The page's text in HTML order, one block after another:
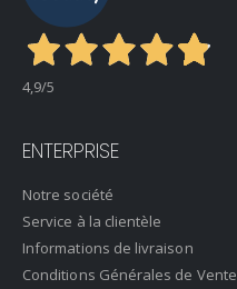
4,9/5
ENTERPRISE
Notre société
Service à la clientèle
Informations de livraison
Conditions Générales de Vente